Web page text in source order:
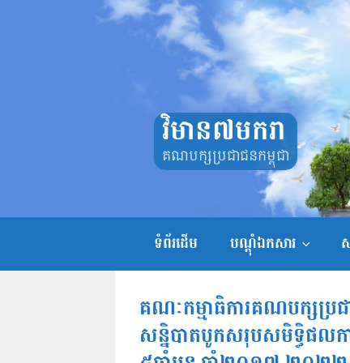
វិមាន៧មករា
គណបក្សប្រជាជនកម្ពុជា
ទំព័រដើម បណ្តុំឯកសារ
គណៈកម្មាធិការគណបក្សប្រ
សន្និបាតបូកសរុបសមិទ្ធិផលក